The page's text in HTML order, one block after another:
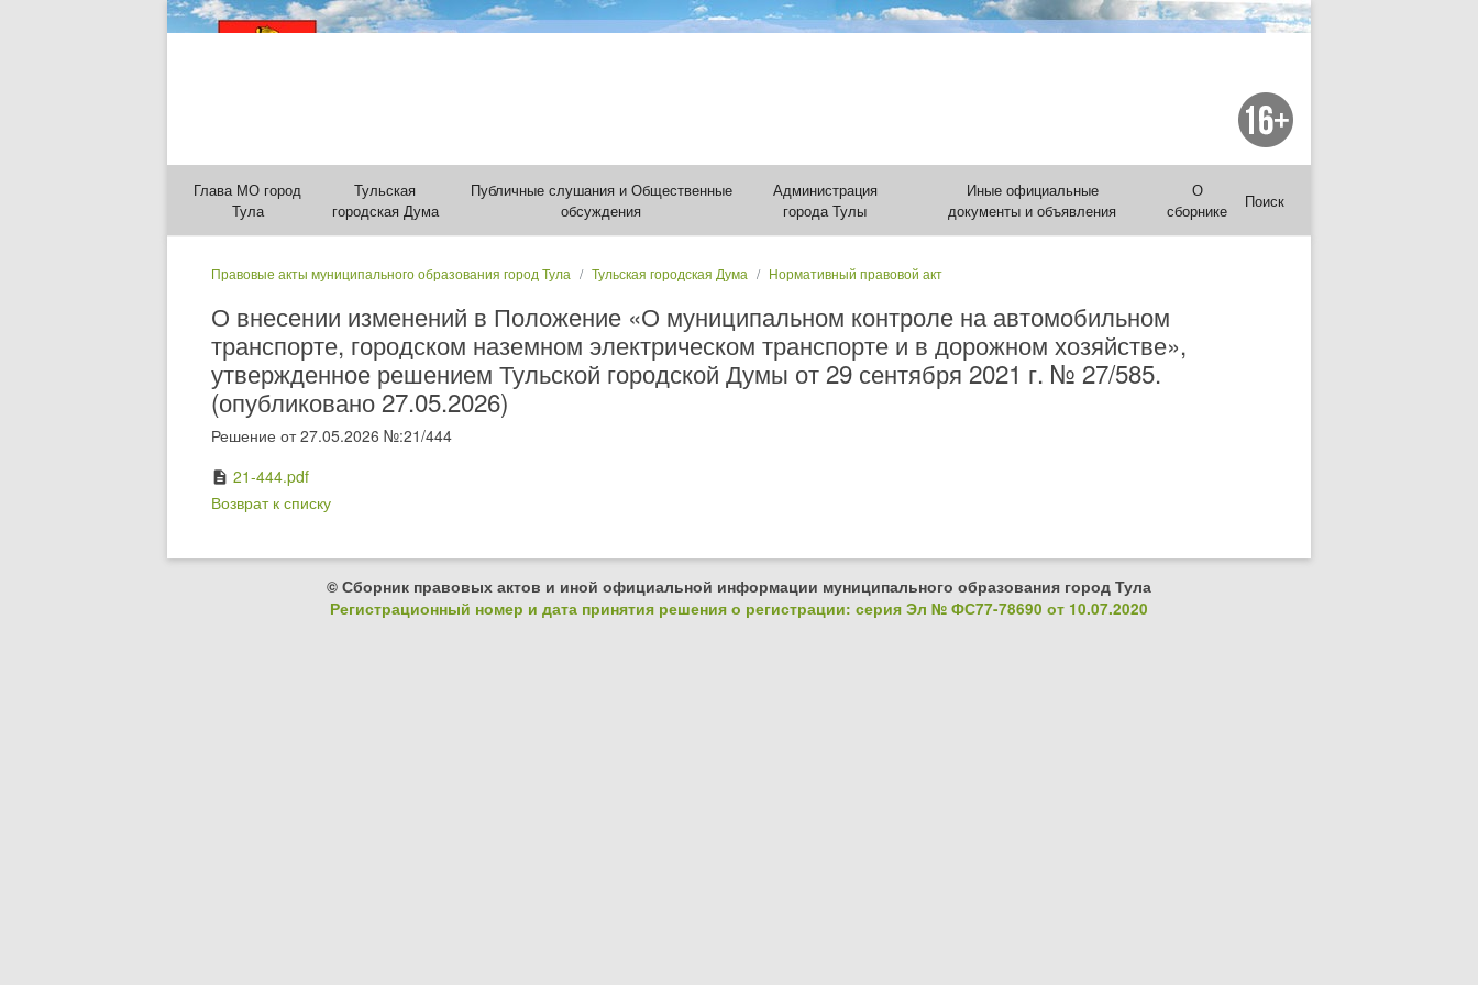
Глава МО город
Тула
Тульская
городская Дума
Публичные слушания и Общественные
обсуждения
Администрация
города Тулы
Иные официальные
документы и объявления
О
сборнике
Поиск
Правовые акты муниципального образования город Тула Тульская городская Дума Нормативный правовой акт
О внесении изменений в Положение «О муниципальном контроле на автомобильном
транспорте, городском наземном электрическом транспорте и в дорожном хозяйстве»,
утвержденное решением Тульской городской Думы от 29 сентября 2021 г. № 27/585.
(опубликовано 27.05.2026)
Решение от 27.05.2026 №:21/444
description 21-444.pdf
Возврат к списку
© Сборник правовых актов и иной официальной информации муниципального образования город Тула
Регистрационный номер и дата принятия решения о регистрации: серия Эл № ФС77-78690 от 10.07.2020